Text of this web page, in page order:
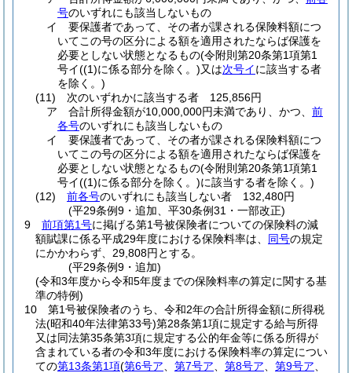
号のいずれにも該当しないもの
イ
要保護者であって、その者が課される保険料額につ
いてこの号の区分による額を適用されたならば保護を
必要としない状態となるもの(令附則第20条第1項第1
号イ((1)に係る部分を除く。)又は次号イに該当する者
を除く。)
(11)
次のいずれかに該当する者 125,856円
ア
合計所得金額が10,000,000円未満であり、かつ、 前
各号のいずれにも該当しないもの
イ
要保護者であって、その者が課される保険料額につ
いてこの号の区分による額を適用されたならば保護を
必要としない状態となるもの(令附則第20条第1項第1
号イ((1)に係る部分を除く。)に該当する者を除く。)
(12)
前各号のいずれにも該当しない者 132,480円
(平29条例9・追加、平30条例31・一部改正)
9
前項第1号に掲げる第1号被保険者についての保険料の減
額賦課に係る平成29年度における保険料率は、 同号の規定
にかかわらず、29,808円とする。
(平29条例9・追加)
(令和3年度から令和5年度までの保険料率の算定に関する基
準の特例)
10
第1号被保険者のうち、令和2年の合計所得金額に所得税
法(昭和40年法律第33号)第28条第1項に規定する給与所得
又は同法第35条第3項に規定する公的年金等に係る所得が
含まれている者の令和3年度における保険料率の算定につい
ての第13条第1項(第6号ア 第7号ア 第8号ア 第9号ア